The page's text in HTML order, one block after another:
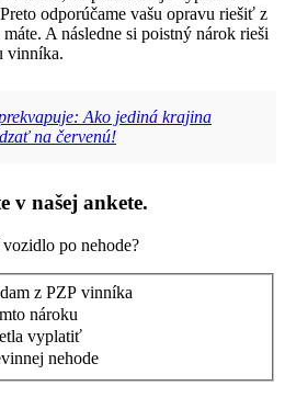
odporúčame vašu opravu riešiť z
A následne si poistný nárok rieši
vinníka.
Ako jediná krajina
na červenú!
v našej ankete.
po nehode?
z PZP vinníka
nároku
vyplatiť
nehode